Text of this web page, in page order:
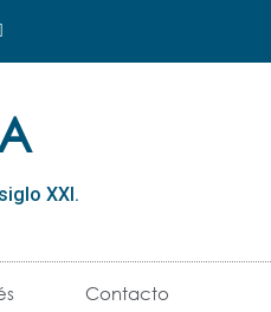
XXI.
Contacto